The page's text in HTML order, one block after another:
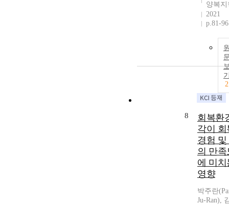
양복
2021
p.81-96
2
8
회복환
각이 회
경험 및
의 만족
에 미치
영향
박주란
Ju-Ran),